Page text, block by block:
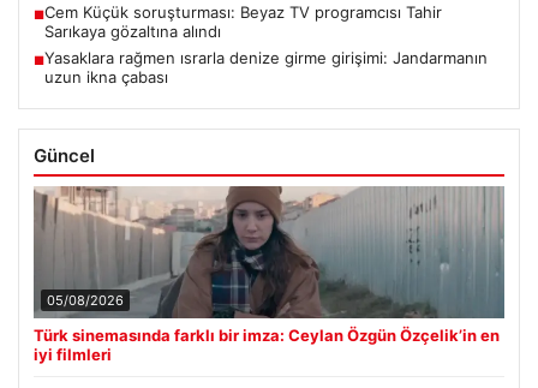
■Cem Küçük soruşturması: Beyaz TV programcısı Tahir
Sarıkaya gözaltına alındı
■Yasaklara rağmen ısrarla denize girme girişimi: Jandarmanın
uzun ikna çabası
Güncel
05/08/2026
Türk sinemasında farklı bir imza: Ceylan Özgün Özçelik’in en
iyi filmleri